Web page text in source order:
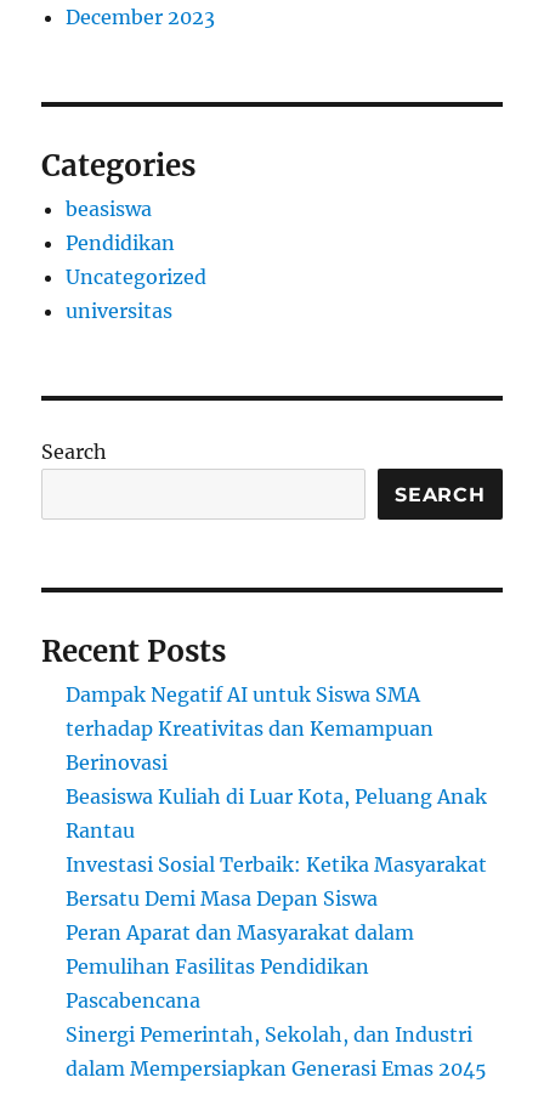
December 2023
Categories
beasiswa
Pendidikan
Uncategorized
universitas
Search
SEARCH
Recent Posts
Dampak Negatif AI untuk Siswa SMA
terhadap Kreativitas dan Kemampuan
Berinovasi
Beasiswa Kuliah di Luar Kota, Peluang Anak
Rantau
Investasi Sosial Terbaik: Ketika Masyarakat
Bersatu Demi Masa Depan Siswa
Peran Aparat dan Masyarakat dalam
Pemulihan Fasilitas Pendidikan
Pascabencana
Sinergi Pemerintah, Sekolah, dan Industri
dalam Mempersiapkan Generasi Emas 2045